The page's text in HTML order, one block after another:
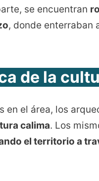
se encuentran
, donde enterraban
de la
en el área, los
calima. Los
el territorio a